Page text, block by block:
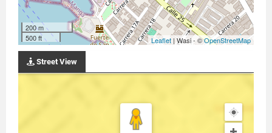
200 m
500 ft
Leaflet | Wasi - ©OpenStreetMap
Street View